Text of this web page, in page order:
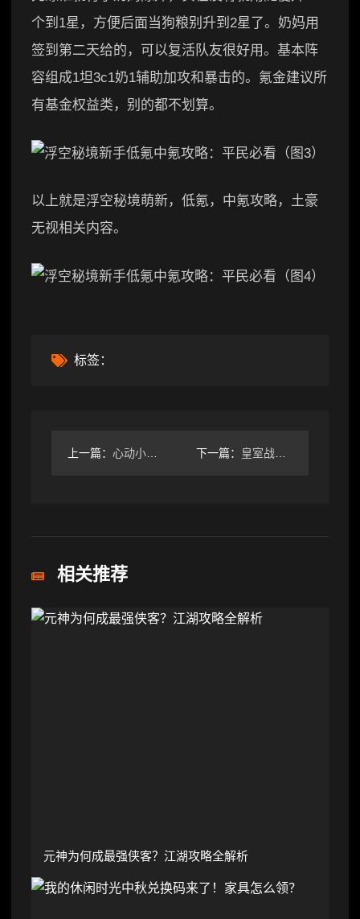
个到1星，方便后面当狗粮别升到2星了。奶妈用
签到第二天给的，可以复活队友很好用。基本阵
容组成1坦3c1奶1辅助加攻和暴击的。氪金建议所
有基金权益类，别的都不划算。
以上就是浮空秘境萌新，低氪，中氪攻略，土豪
无视相关内容。
标签：
上一篇： 心动小镇溜溜木萤石今日位置及兑换码速查 下一篇： 皇室战争新玩家3天上分秘籍，双骑双巫流卡组解析
相关推荐
元神为何成最强侠客？江湖攻略全解析